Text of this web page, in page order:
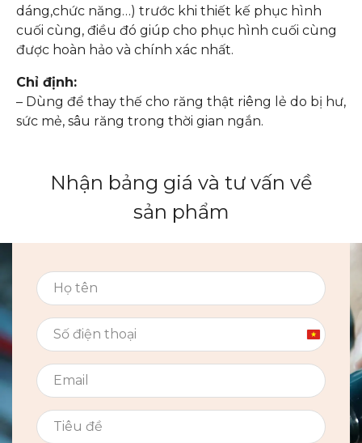
dáng,chức năng…) trước khi thiết kế phục hình
cuối cùng, điều đó giúp cho phục hình cuối cùng
được hoàn hảo và chính xác nhất.
Chỉ định:
– Dùng để thay thế cho răng thật riêng lẻ do bị hư,
sức mẻ, sâu răng trong thời gian ngắn.
Nhận bảng giá và tư vấn về
sản phẩm
Vietnam